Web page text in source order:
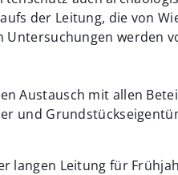
der Leitung, die von
werden
Austausch mit allen
und
langen Leitung für